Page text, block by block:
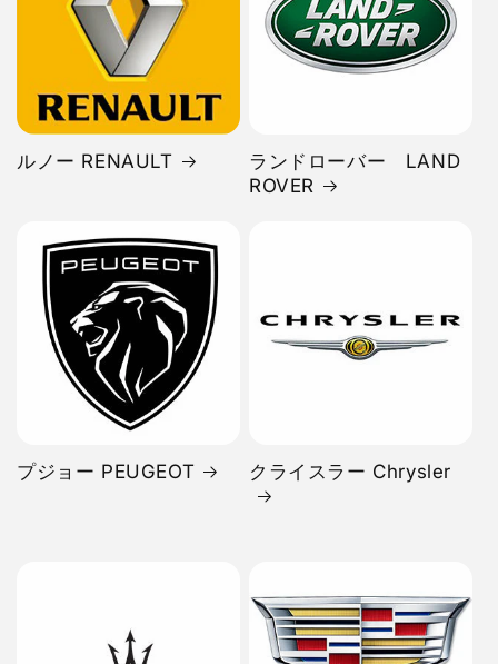
ルノー RENAULT
ランドローバー LAND
ROVER
プジョー PEUGEOT クライスラー Chrysler